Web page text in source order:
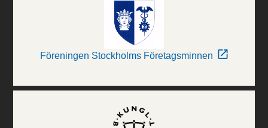
Föreningen Stockholms Företagsminnen